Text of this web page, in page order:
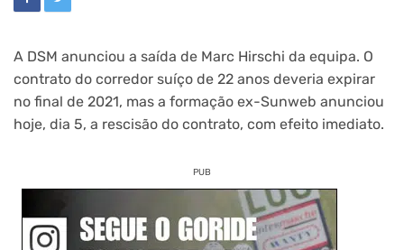
A DSM anunciou a saída de Marc Hirschi da equipa. O
contrato do corredor suíço de 22 anos deveria expirar
no final de 2021, mas a formação ex-Sunweb anunciou
hoje, dia 5, a rescisão do contrato, com efeito imediato.
PUB